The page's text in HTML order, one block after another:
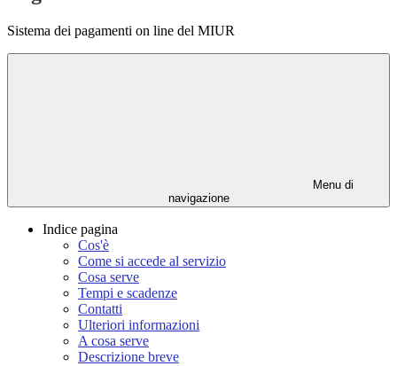
Sistema dei pagamenti on line del MIUR
Menu di
navigazione
Indice pagina
Cos'è
Come si accede al servizio
Cosa serve
Tempi e scadenze
Contatti
Ulteriori informazioni
A cosa serve
Descrizione breve